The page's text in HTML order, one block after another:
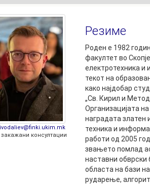
НАУЧНА
ДЕЈНОСТ
ФИНАНСИИ
ИСТОРИЈАТ
ФИНКИ Е МОЈ
ИЗБОР
ЛАБОРАТОРИИ
ИЗВЕШТАИ ЗА
ФАКУЛТЕТОТ
ПАРТНЕРСТВА
И
консултации
Резиме
Роден е 1982
факултет во
електротехника и
текот на
како најдобар
„Св. Кирил и
Организацијата
наградата златен
техника и
работи од 2005
звањето помлад
наставни
областа на бази
рударење,